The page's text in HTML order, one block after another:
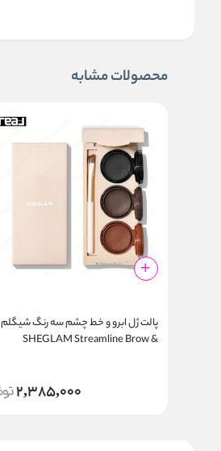
محصولات مشابه
پالت ژل ابرو و خط چشم سه رنگ
SHEGLAM Streamline Brow &
2,385,000